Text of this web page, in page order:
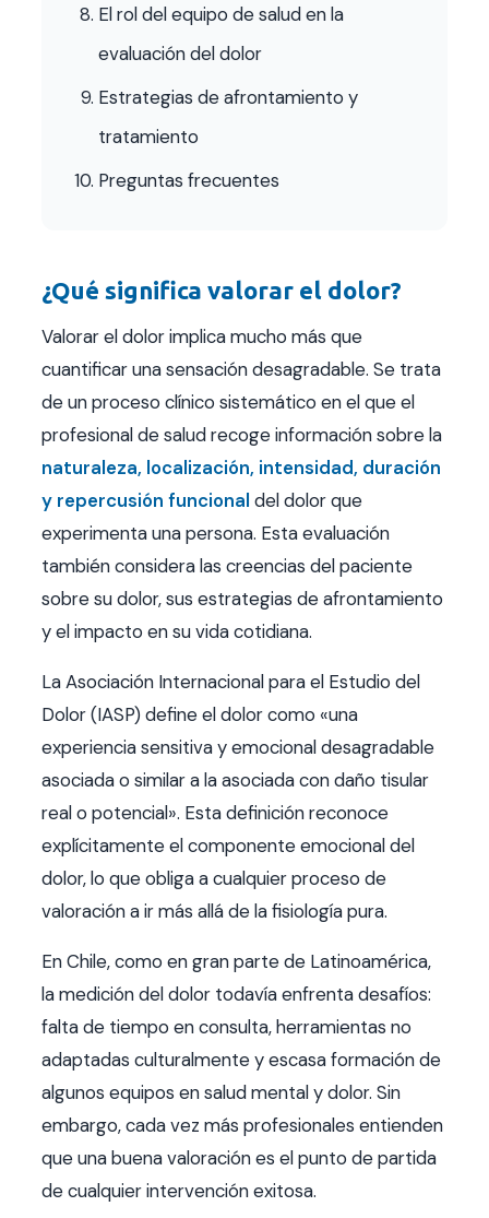
El rol del equipo de salud en la
evaluación del dolor
Estrategias de afrontamiento y
tratamiento
Preguntas frecuentes
¿Qué significa valorar el dolor?
Valorar el dolor implica mucho más que
cuantificar una sensación desagradable. Se trata
de un proceso clínico sistemático en el que el
profesional de salud recoge información sobre la
naturaleza, localización, intensidad, duración
y repercusión funcional del dolor que
experimenta una persona. Esta evaluación
también considera las creencias del paciente
sobre su dolor, sus estrategias de afrontamiento
y el impacto en su vida cotidiana.
La Asociación Internacional para el Estudio del
Dolor (IASP) define el dolor como «una
experiencia sensitiva y emocional desagradable
asociada o similar a la asociada con daño tisular
real o potencial». Esta definición reconoce
explícitamente el componente emocional del
dolor, lo que obliga a cualquier proceso de
valoración a ir más allá de la fisiología pura.
En Chile, como en gran parte de Latinoamérica,
la medición del dolor todavía enfrenta desafíos:
falta de tiempo en consulta, herramientas no
adaptadas culturalmente y escasa formación de
algunos equipos en salud mental y dolor. Sin
embargo, cada vez más profesionales entienden
que una buena valoración es el punto de partida
de cualquier intervención exitosa.